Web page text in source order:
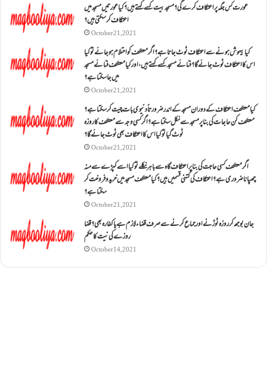
عورت کس جگہ پر اعتکاف کرے گی؟مسجد بیت کسے کہتے ہیں؟کیا عورتیں مسجد میں
اعتکاف کر سکتی ہیں؟
October 21, 2021
کیا بیہوش ہونے سے اعتکاف ٹوٹ جاتا ہے؟ اگر معتکف کو احتلام ہو جائے تو کیا
اس کا اعتکاف ٹوٹ جائے گا؟فنائے مسجد کسے کہتے ہیں ، اور کیا معتکف فنائے مسجد
میں جا سکتا ہے؟
October 21, 2021
کیا معتکف اعتکاف کے دوران مسجد کے اندر ضرورتاً دنیوی بات چیت کر سکتا ہے؟
معتکف کن حاجات کی بنا پر مسجد سے نکل سکتا ہے؟ اگر کسی وجہ سے معتکف کا روزہ
ٹوٹ گیا تو کیا اس کا اعتکاف بھی ٹوٹ جائے گا؟
October 21, 2021
اگر معتکف کسی حاجت کی بنا پر اعتکاف گاہ سے باہر نکلے تو کیا اسے کپڑے سے منہ
چھپانا ضروری ہے؟اعتکاف کی کتنی قسمیں ہیں؟کیا معتکف مسجد میں خرید و فروخت کر
سکتا ہے؟
October 21, 2021
جان بوجھ کر روزہ ٹوڑنے اور جماع کرنے سے صرف قضاء لازم ہے یا کفارہ بھی؟ قضا
روزے کی نیت کا حکم
October 14, 2021